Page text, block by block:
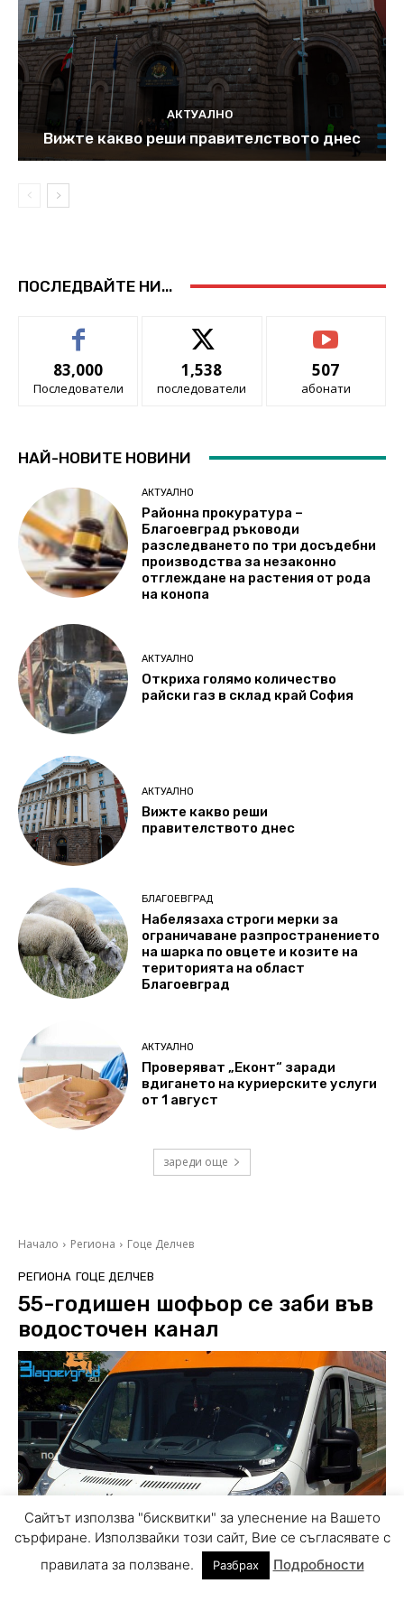
АКТУАЛНО
Вижте какво реши правителството днес
ПОСЛЕДВАЙТЕ НИ...
83,000
Последователи
1,538
последователи
507
абонати
НАЙ-НОВИТЕ НОВИНИ
АКТУАЛНО
Районна прокуратура –
Благоевград ръководи
разследването по три досъдебни
производства за незаконно
отглеждане на растения от рода
на конопа
АКТУАЛНО
Откриха голямо количество
райски газ в склад край София
АКТУАЛНО
Вижте какво реши
правителството днес
БЛАГОЕВГРАД
Набелязаха строги мерки за
ограничаване разпространението
на шарка по овцете и козите на
територията на област
Благоевград
АКТУАЛНО
Проверяват „Еконт“ заради
вдигането на куриерските услуги
от 1 август
зареди още
Сайтът използва "бисквитки" за улеснение на Вашето
сърфиране. Използвайки този сайт, Вие се съгласявате с
правилата за ползване.
Разбрах Подробности